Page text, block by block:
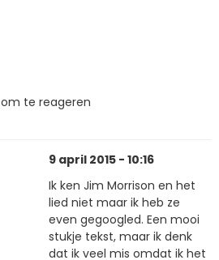
om te reageren
9 april 2015 - 10:16
Ik ken Jim Morrison en het
lied niet maar ik heb ze
even gegoogled. Een mooi
stukje tekst, maar ik denk
dat ik veel mis omdat ik het